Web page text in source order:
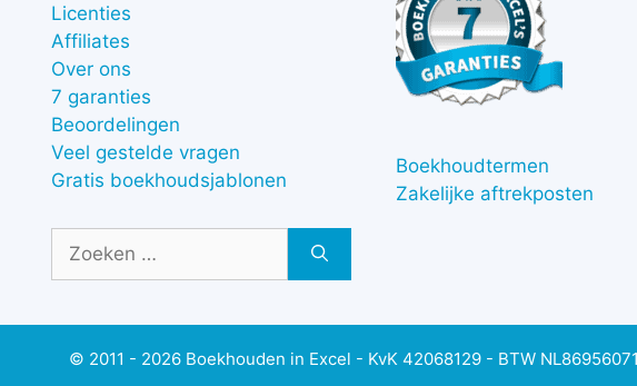
Licenties
Affiliates
Over ons
7 garanties
Beoordelingen
Veel gestelde vragen
Gratis boekhoudsjablonen
naar:
Boekhoudtermen
Zakelijke aftrekposten
© 2011 - 2026 Boekhouden in Excel - KvK 42068129 - BTW